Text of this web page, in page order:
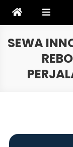
SEWA